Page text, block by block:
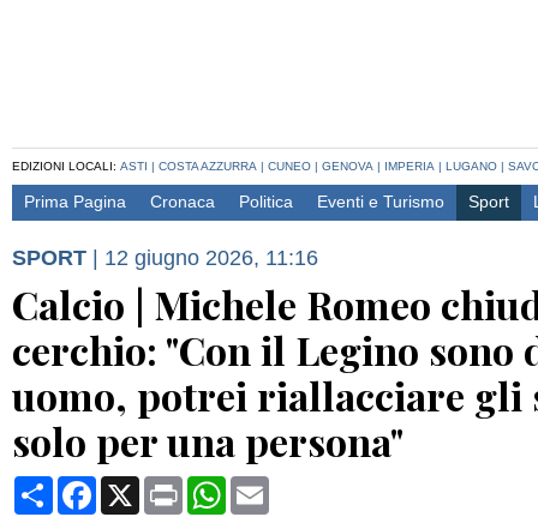
EDIZIONI LOCALI: ASTI | COSTA AZZURRA | CUNEO | GENOVA | IMPERIA | LUGANO |
Prima Pagina Cronaca Politica Eventi e Turismo Sport
SPORT | 12 giugno 2026, 11:16
Calcio | Michele Romeo
cerchio: "Con il Legino sono
uomo, potrei riallacciare gli
solo per una persona"
CondividiFacebook
X Print WhatsApp